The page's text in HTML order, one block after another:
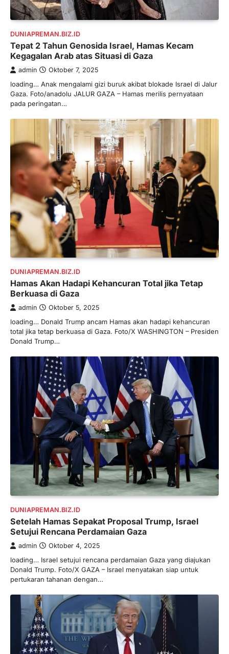
DUNIAPREMAN.BIZ.ID
Tepat 2 Tahun Genosida Israel, Hamas Kecam
Kegagalan Arab atas Situasi di Gaza
admin Oktober 7, 2025
loading… Anak mengalami gizi buruk akibat blokade Israel di Jalur
Gaza. Foto/anadolu JALUR GAZA – Hamas merilis pernyataan
pada peringatan…
DUNIAPREMAN.BIZ.ID
Hamas Akan Hadapi Kehancuran Total jika Tetap
Berkuasa di Gaza
admin Oktober 5, 2025
loading… Donald Trump ancam Hamas akan hadapi kehancuran
total jika tetap berkuasa di Gaza. Foto/X WASHINGTON – Presiden
Donald Trump…
DUNIAPREMAN.BIZ.ID
Setelah Hamas Sepakat Proposal Trump, Israel
Setujui Rencana Perdamaian Gaza
admin Oktober 4, 2025
loading… Israel setujui rencana perdamaian Gaza yang diajukan
Donald Trump. Foto/X GAZA – Israel menyatakan siap untuk
pertukaran tahanan dengan…